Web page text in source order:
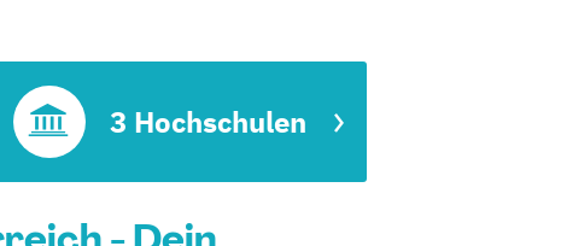
3 Hochschulen